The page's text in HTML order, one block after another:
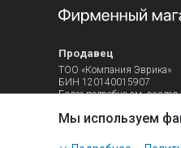
Продавец
ТОО «Компания Эврика»
БИН 120140015907
Более подробно см. раздел
Мы используем
Наш сайт